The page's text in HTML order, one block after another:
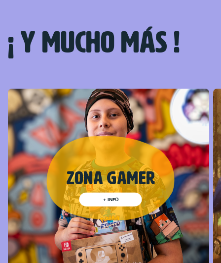
¡ Y mucho más !
Zona Gamer
+ INFO